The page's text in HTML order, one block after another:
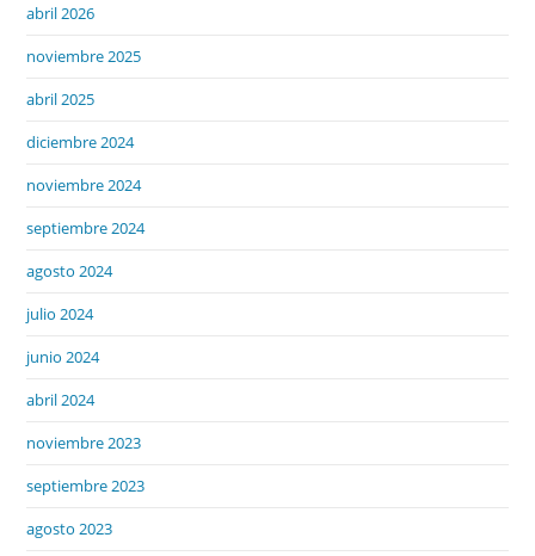
abril 2026
noviembre 2025
abril 2025
diciembre 2024
noviembre 2024
septiembre 2024
agosto 2024
julio 2024
junio 2024
abril 2024
noviembre 2023
septiembre 2023
agosto 2023